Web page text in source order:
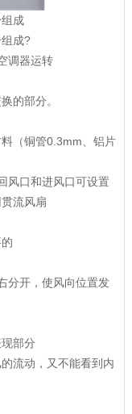
成
成?
调器运转
的部分。
（铜管0.3mm、铝片
风口和进风口可设置
流风扇
分开，使风向位置发
部分
流动，又不能看到内